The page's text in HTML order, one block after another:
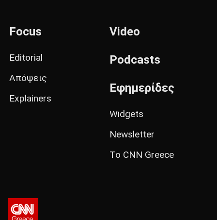
Focus
Editorial
Απόψεις
Explainers
Video
Podcasts
Εφημερίδες
Widgets
Newsletter
Το CNN Greece